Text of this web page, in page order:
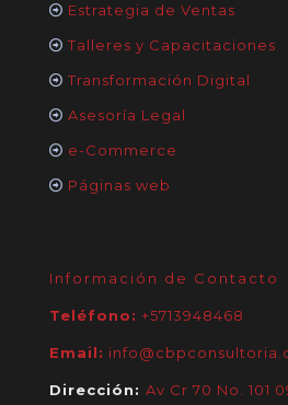
Estrategia de Ventas
Talleres y Capacitaciones
Transformación Digital
Asesoría Legal
e-Commerce
Páginas web
Información de Contacto
Teléfono: +5713948468
Email:
Dirección: Av Cr 70 No. 101